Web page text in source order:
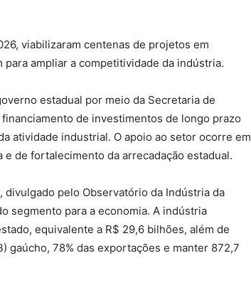
viabilizaram centenas de projetos em
ampliar a competitividade da indústria.
estadual por meio da Secretaria de
de investimentos de longo prazo
atividade industrial. O apoio ao setor ocorre em
de fortalecimento da arrecadação estadual.
divulgado pelo Observatório da Indústria da
segmento para a economia. A indústria
equivalente a R$ 29,6 bilhões, além de
gaúcho, 78% das exportações e manter 872,7